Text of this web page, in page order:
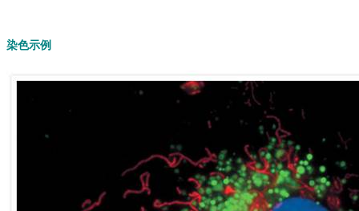
染色示例